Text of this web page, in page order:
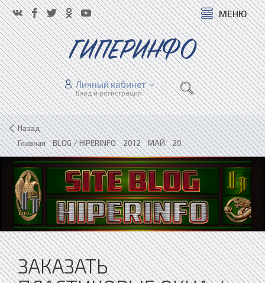
МЕНЮ
ГИПЕРИНФО
Личный кабинет
Вход и регистрация
Назад
Главная»BLOG / HIPERINFO»2012»МАЙ»20
ЗАКАЗАТЬ